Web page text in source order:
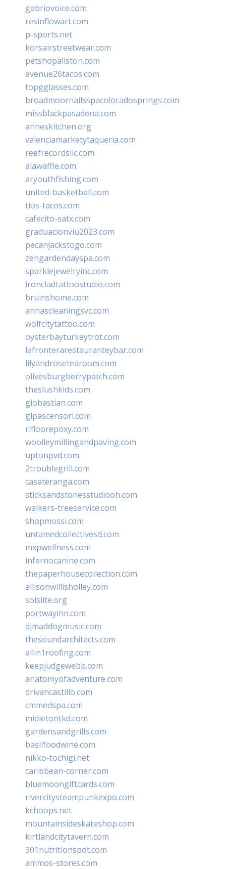
gabriovoice.com
resinflowart.com
p-sports.net
korsairstreetwear.com
petshopallston.com
avenue26tacos.com
topgglasses.com
broadmoornailsspacoloradosprings.com
missblackpasadena.com
anneskitchen.org
valenciamarketytaqueria.com
reefrecordsllc.com
alawaffle.com
aryouthfishing.com
united-basketball.com
tios-tacos.com
cafecito-satx.com
graduacionviu2023.com
pecanjackstogo.com
zengardendayspa.com
sparklejewelryinc.com
ironcladtattoostudio.com
bruinshome.com
annascleaningsvc.com
wolfcitytattoo.com
oysterbayturkeytrot.com
lafronterarestauranteybar.com
lilyandrosetearoom.com
olivesburgberrypatch.com
theslushkids.com
giobastian.com
glpascensori.com
rifloorepoxy.com
woolleymillingandpaving.com
uptonpvd.com
2troublegrill.com
casateranga.com
sticksandstonesstudiooh.com
walkers-treeservice.com
shopmossi.com
untamedcollectivesd.com
mxpwellness.com
infernocanine.com
thepaperhousecollection.com
allisonwillisholley.com
solslite.org
portwayinn.com
djmaddogmusic.com
thesoundarchitects.com
allin1roofing.com
keepjudgewebb.com
anatomyofadventure.com
drivancastillo.com
cmmedspa.com
midletontkd.com
gardensandgrills.com
basilfoodwine.com
nikko-tochigi.net
caribbean-corner.com
bluemoongiftcards.com
rivercitysteampunkexpo.com
kchoops.net
mountainsideskateshop.com
kirtlandcitytavern.com
301nutritionspot.com
ammos-stores.com